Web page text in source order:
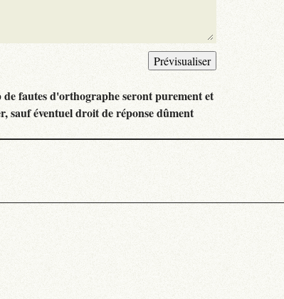
fautes d'orthographe seront purement et
sauf éventuel droit de réponse dûment